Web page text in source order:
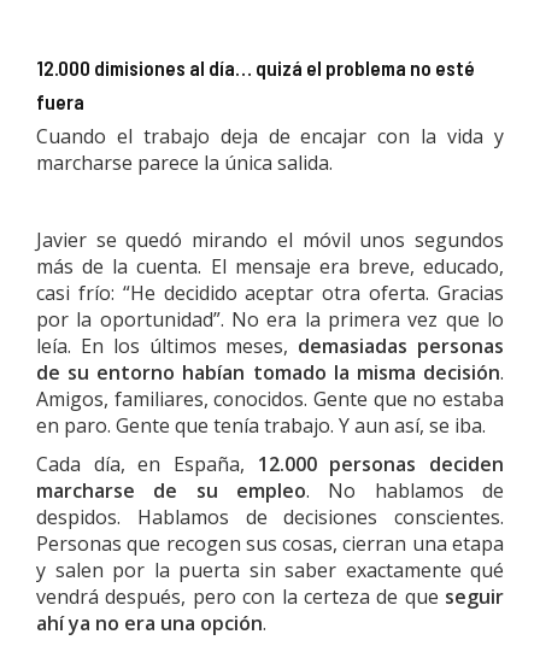
12.000 dimisiones al día… quizá el problema no esté
fuera
Cuando el trabajo deja de encajar con la vida y
marcharse parece la única salida.
Javier se quedó mirando el móvil unos segundos
más de la cuenta. El mensaje era breve, educado,
casi frío: “He decidido aceptar otra oferta. Gracias
por la oportunidad”. No era la primera vez que lo
leía. En los últimos meses, demasiadas personas
de su entorno habían tomado la misma decisión.
Amigos, familiares, conocidos. Gente que no estaba
en paro. Gente que tenía trabajo. Y aun así, se iba.
Cada día, en España, 12.000 personas deciden
marcharse de su empleo. No hablamos de
despidos. Hablamos de decisiones conscientes.
Personas que recogen sus cosas, cierran una etapa
y salen por la puerta sin saber exactamente qué
vendrá después, pero con la certeza de que seguir
ahí ya no era una opción.